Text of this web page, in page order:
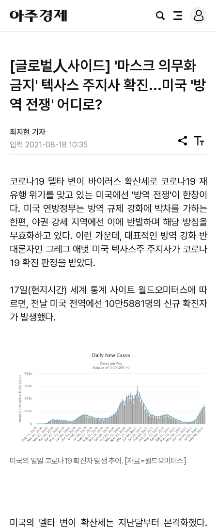
아
주
경
검
전
로
그
[글로벌人사이드] ​'마스크 의무화
금지' 텍사스 주지사 확진...미국 '방
역 전쟁' 어디로?
최지현 기자
입력 2021-08-18 10:35
공
유
텍
스
기
코로나19 델타 변이 바이러스 확산세로 코로나19 재
유행 위기를 맞고 있는 미국에선 '방역 전쟁'이 한창이
다. 미국 연방정부는 방역 규제 강화에 박차를 가하는
한편, 야권 강세 지역에선 이에 반발하며 해당 방침을
무효화하고 있다. 이런 가운데, 대표적인 방역 강화 반
대론자인 그레그 애벗 미국 텍사스주 주지사가 코로나
19 확진 판정을 받았다.
17일(현지시간) 세계 통계 사이트 월드오미터스에 따
르면, 전날 미국 전역에선 10만5881명의 신규 확진자
가 발생했다.
미국의 일일 코로나19 확진자 발생 추이. [자료=월드오미터스]
미국의 델타 변이 확산세는 지난달부터 본격화했다.